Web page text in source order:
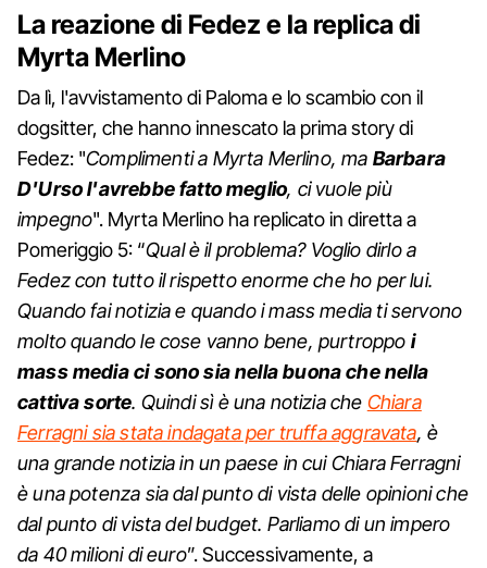
La reazione di Fedez e la replica di
Myrta Merlino
Da lì, l'avvistamento di Paloma e lo scambio con il
dogsitter, che hanno innescato la prima story di
Fedez: "Complimenti a Myrta Merlino, ma Barbara
D'Urso l'avrebbe fatto meglio, ci vuole più
impegno". Myrta Merlino ha replicato in diretta a
Pomeriggio 5: “Qual è il problema? Voglio dirlo a
Fedez con tutto il rispetto enorme che ho per lui.
Quando fai notizia e quando i mass media ti servono
molto quando le cose vanno bene, purtroppo i
mass media ci sono sia nella buona che nella
cattiva sorte. Quindi sì è una notizia che Chiara
Ferragni sia stata indagata per truffa aggravata, è
una grande notizia in un paese in cui Chiara Ferragni
è una potenza sia dal punto di vista delle opinioni che
dal punto di vista del budget. Parliamo di un impero
da 40 milioni di euro”. Successivamente, a